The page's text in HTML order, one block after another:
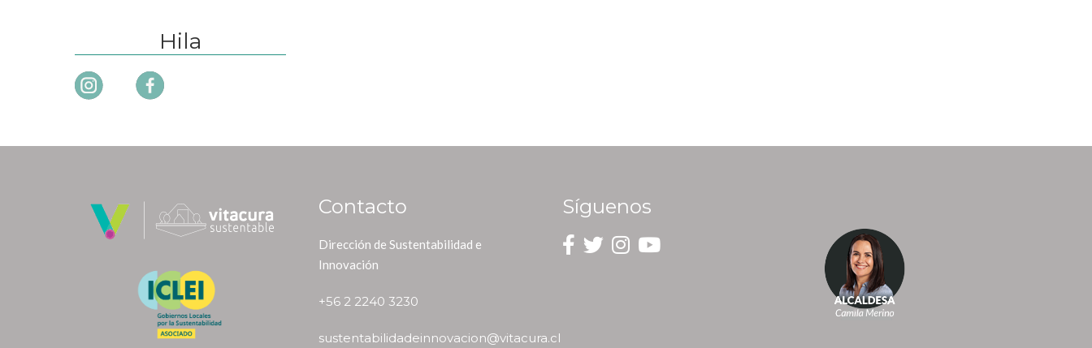
Hila
Contacto
Dirección de Sustentabilidad e
Innovación
+56 2 2240 3230
sustentabilidadeinnovacion@vitacura.cl
Síguenos